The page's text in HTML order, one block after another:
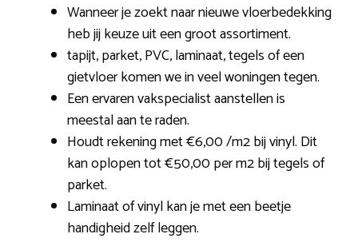
Wanneer je zoekt naar nieuwe vloerbedekking
heb jij keuze uit een groot assortiment.
tapijt, parket, PVC, laminaat, tegels of een
gietvloer komen we in veel woningen tegen.
Een ervaren vakspecialist aanstellen is
meestal aan te raden.
Houdt rekening met €6,00 /m2 bij vinyl. Dit
kan oplopen tot €50,00 per m2 bij tegels of
parket.
Laminaat of vinyl kan je met een beetje
handigheid zelf leggen.